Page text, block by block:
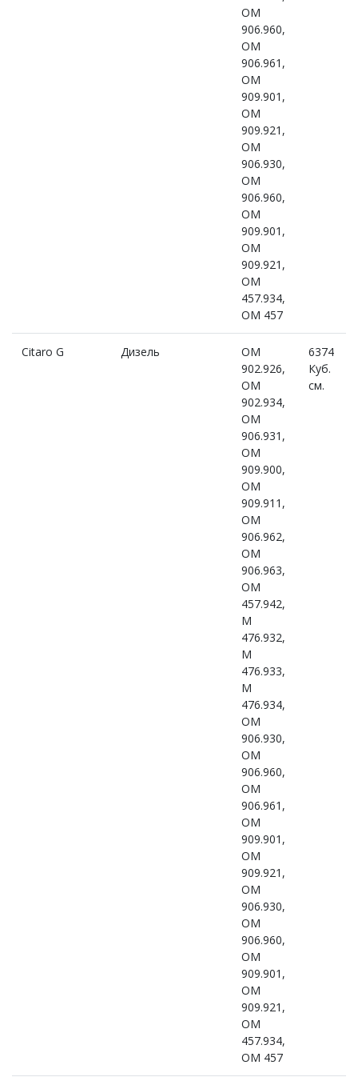
OM
906.960,
OM
906.961,
OM
909.901,
OM
909.921,
OM
906.930,
OM
906.960,
OM
909.901,
OM
909.921,
OM
457.934,
OM 457
Citaro G Дизель
OM
902.926,
OM
902.934,
OM
906.931,
OM
909.900,
OM
909.911,
OM
906.962,
OM
906.963,
OM
457.942,
M
476.932,
M
476.933,
M
476.934,
OM
906.930,
OM
906.960,
OM
906.961,
OM
909.901,
OM
909.921,
OM
906.930,
OM
906.960,
OM
909.901,
OM
909.921,
OM
457.934,
OM 457
6374
Куб.
см.